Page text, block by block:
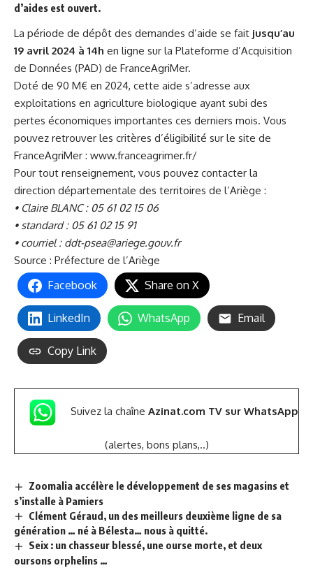
d’aides est ouvert.
La période de dépôt des demandes d’aide se fait jusqu’au
19 avril 2024 à 14h en ligne sur la Plateforme d’Acquisition
de Données (PAD) de FranceAgriMer.
Doté de 90 M€ en 2024, cette aide s’adresse aux
exploitations en agriculture biologique ayant subi des
pertes économiques importantes ces derniers mois. Vous
pouvez retrouver les critères d’éligibilité sur le site de
FranceAgriMer : www.franceagrimer.fr/
Pour tout renseignement, vous pouvez contacter la
direction départementale des territoires de l’Ariège :
• Claire BLANC : 05 61 02 15 06
• standard : 05 61 02 15 91
• courriel : ddt-psea@ariege.gouv.fr
Source : Préfecture de l’Ariège
Facebook Share on X
LinkedIn WhatsApp Email
Copy Link
Suivez la chaîne Azinat.com TV sur WhatsApp
(alertes, bons plans,..)
Zoomalia accélère le développement de ses magasins et
s’installe à Pamiers
Clément Géraud, un des meilleurs deuxième ligne de sa
génération … né à Bélesta… nous à quitté.
Seix : un chasseur blessé, une ourse morte, et deux
oursons orphelins …